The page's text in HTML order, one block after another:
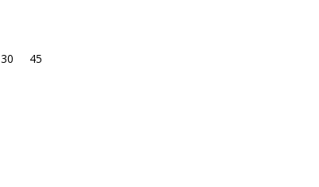
30 45